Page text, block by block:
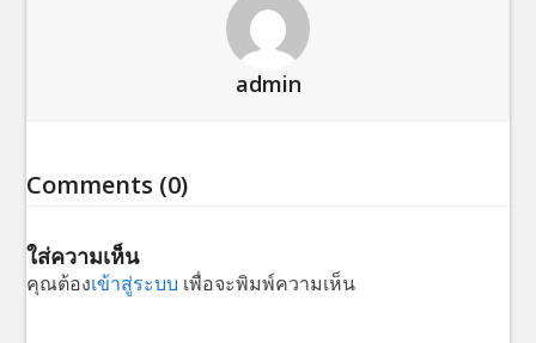
admin
Comments (0)
ใส่ความเห็น
คุณต้องเข้าสู่ระบบ เพื่อจะพิมพ์ความเห็น